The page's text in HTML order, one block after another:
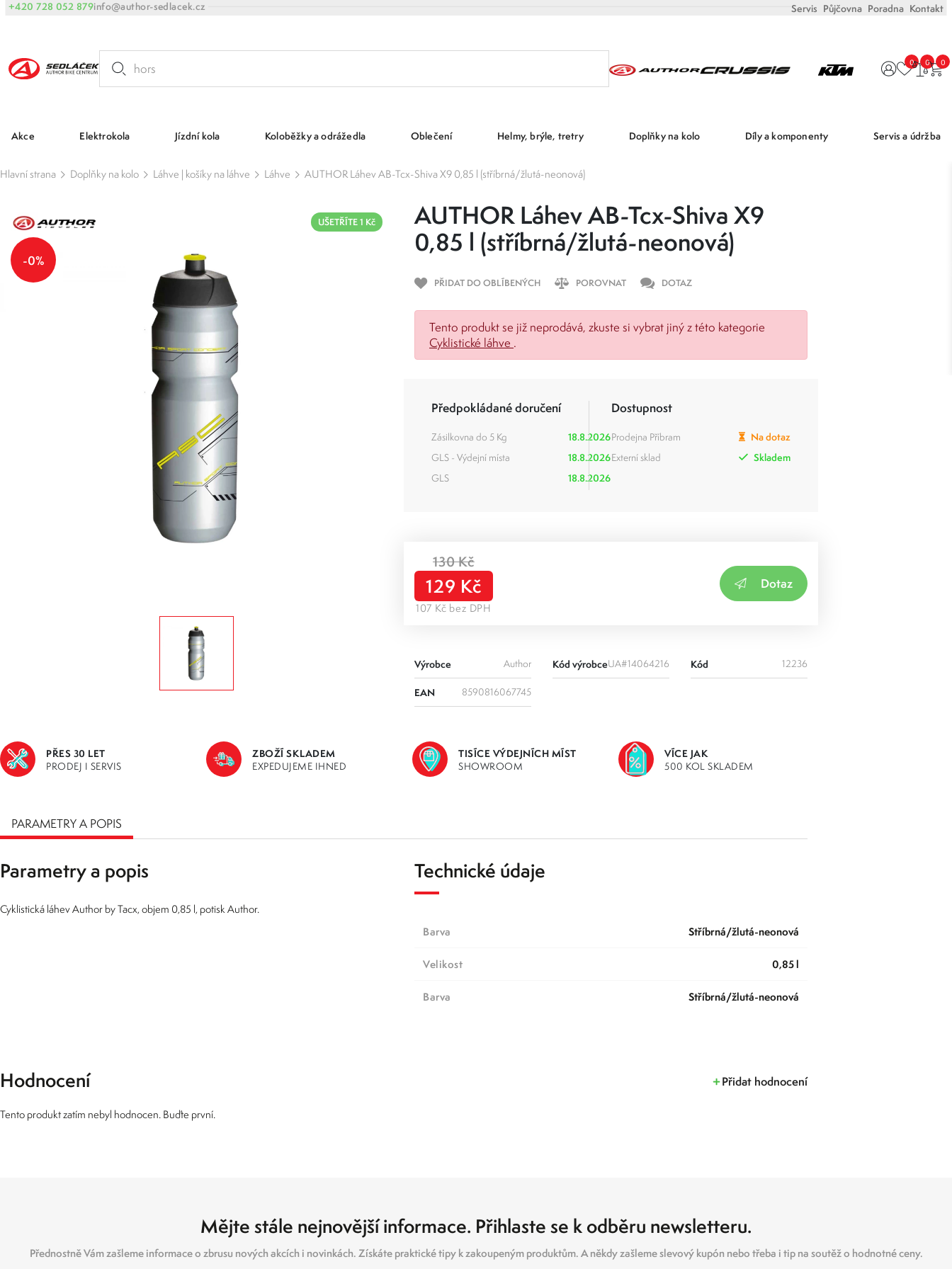
+420 728 052 879info@author-sedlacek.cz Servis Půjčovna Poradna Kontakt
0 0 0
Akce Elektrokola Jízdní kola Koloběžky a odrážedla Oblečení Helmy, brýle, tretry Doplňky na kolo Díly a komponenty Servis a údržba
Hlavní strana Doplňky na kolo Láhve | košíky na láhve Láhve AUTHOR Láhev AB-Tcx-Shiva X9 0,85 l (stříbrná/žlutá-neonová)
-0%
UŠETŘÍTE 1 Kč
AUTHOR Láhev AB-Tcx-Shiva X9
0,85 l (stříbrná/žlutá-neonová)
PŘIDAT DO OBLÍBENÝCH POROVNAT DOTAZ
Tento produkt se již neprodává, zkuste si vybrat jiný z této kategorie
Cyklistické láhve .
Předpokládané doručení
Zásilkovna do 5 Kg
18.8.2026
GLS - Výdejní místa
18.8.2026
GLS
18.8.2026
Dostupnost
Prodejna Příbram
Na dotaz
Externí sklad
Skladem
130 Kč
129 Kč
107 Kč bez DPH
Dotaz
Výrobce Author Kód výrobceUA#14064216 Kód 12236
EAN 8590816067745
PŘES 30 LET
PRODEJ I SERVIS
ZBOŽÍ SKLADEM
EXPEDUJEME IHNED
TISÍCE VÝDEJNÍCH MÍST
SHOWROOM
VÍCE JAK
500 KOL SKLADEM
PARAMETRY A POPIS
Parametry a popis
Cyklistická láhev Author by Tacx, objem 0,85 l, potisk Author.
Technické údaje
Barva stříbrná/žlutá-neonová
Velikost 0,85 l
barva stříbrná/žlutá-neonová
Hodnocení Přidat hodnocení
Tento produkt zatím nebyl hodnocen. Buďte první.
Mějte stále nejnovější informace. Přihlaste se k odběru newsletteru.
Přednostně Vám zašleme informace o zbrusu nových akcích i novinkách. Získáte praktické tipy k zakoupeným produktům. A někdy zašleme slevový kupón nebo třeba i tip na soutěž o hodnotné ceny.